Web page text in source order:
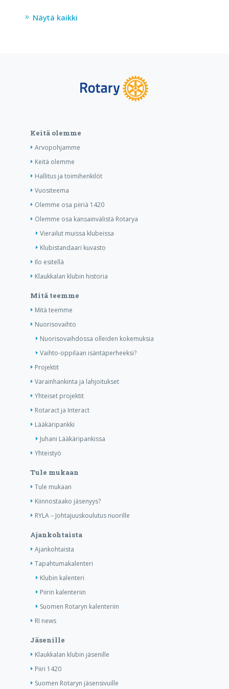
Näytä kaikki
Keitä olemme
Arvopohjamme
Keitä olemme
Hallitus ja toimihenkilöt
Vuositeema
Olemme osa piiriä 1420
Olemme osa kansainvälistä Rotarya
Vierailut muissa klubeissa
Klubistandaari kuvasto
Ilo esitellä
Klaukkalan klubin historia
Mitä teemme
Mitä teemme
Nuorisovaihto
Nuorisovaihdossa olleiden kokemuksia
Vaihto-oppilaan isäntäperheeksi?
Projektit
Varainhankinta ja lahjoitukset
Yhteiset projektit
Rotaract ja Interact
Lääkäripankki
Juhani Lääkäripankissa
Yhteistyö
Tule mukaan
Tule mukaan
Kiinnostaako jäsenyys?
RYLA – Johtajuuskoulutus nuorille
Ajankohtaista
Ajankohtaista
Tapahtumakalenteri
Klubin kalenteri
Piirin kalenteriin
Suomen Rotaryn kalenteriin
RI news
Jäsenille
Klaukkalan klubin jäsenille
Piiri 1420
Suomen Rotaryn jäsensivuille